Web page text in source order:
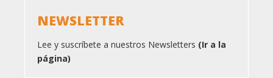
NEWSLETTER
Lee y suscríbete a nuestros Newsletters (Ir a la
página)